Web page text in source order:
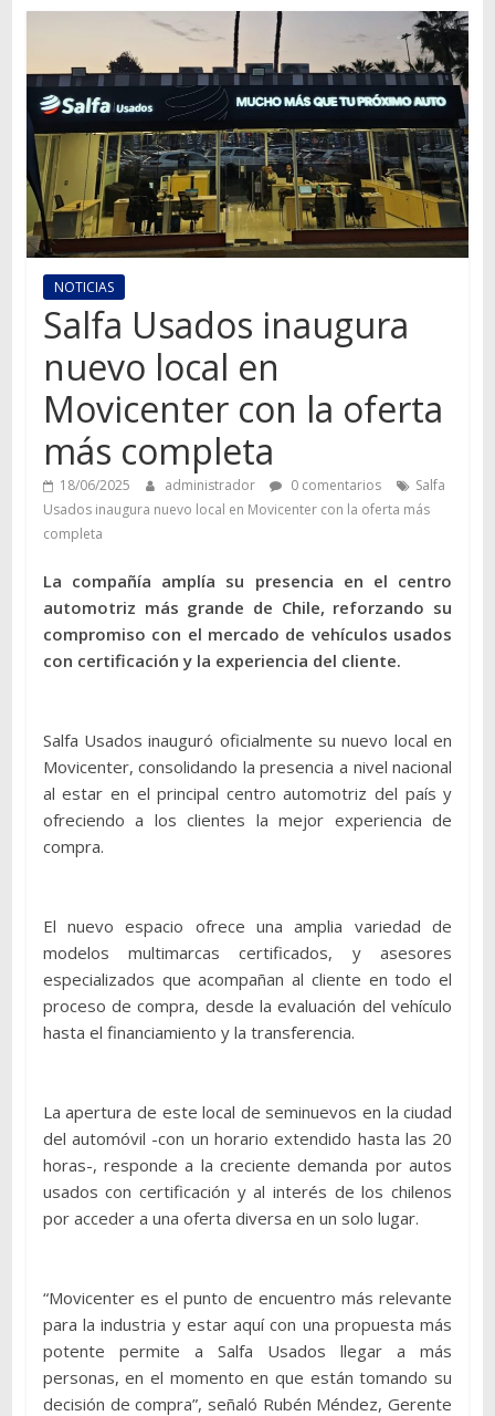
motos,
información
del
mundo
del
transporte
NOTICIAS
Salfa Usados inaugura
nuevo local en
Movicenter con la oferta
más completa
18/06/2025 administrador 0 comentarios
Salfa
Usados inaugura nuevo local en Movicenter con la oferta más
completa
La compañía amplía su presencia en el centro
automotriz más grande de Chile, reforzando su
compromiso con el mercado de vehículos usados
con certificación y la experiencia del cliente.
Salfa Usados inauguró oficialmente su nuevo local en
Movicenter, consolidando la presencia a nivel nacional
al estar en el principal centro automotriz del país y
ofreciendo a los clientes la mejor experiencia de
compra.
El nuevo espacio ofrece una amplia variedad de
modelos multimarcas certificados, y asesores
especializados que acompañan al cliente en todo el
proceso de compra, desde la evaluación del vehículo
hasta el financiamiento y la transferencia.
La apertura de este local de seminuevos en la ciudad
del automóvil -con un horario extendido hasta las 20
horas-, responde a la creciente demanda por autos
usados con certificación y al interés de los chilenos
por acceder a una oferta diversa en un solo lugar.
“Movicenter es el punto de encuentro más relevante
para la industria y estar aquí con una propuesta más
potente permite a Salfa Usados llegar a más
personas, en el momento en que están tomando su
decisión de compra”, señaló Rubén Méndez, Gerente